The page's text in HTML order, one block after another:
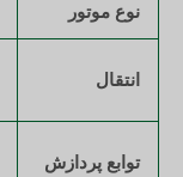
نوع موتور
انتقال
توابع پردازش